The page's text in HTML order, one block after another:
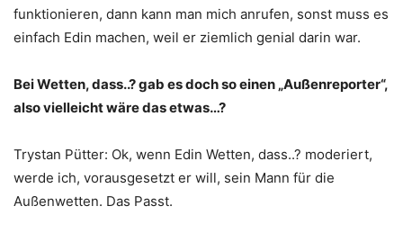
funktionieren, dann kann man mich anrufen, sonst muss es
einfach Edin machen, weil er ziemlich genial darin war.
Bei Wetten, dass..? gab es doch so einen „Außenreporter“,
also vielleicht wäre das etwas…?
Trystan Pütter: Ok, wenn Edin Wetten, dass..? moderiert,
werde ich, vorausgesetzt er will, sein Mann für die
Außenwetten. Das Passt.